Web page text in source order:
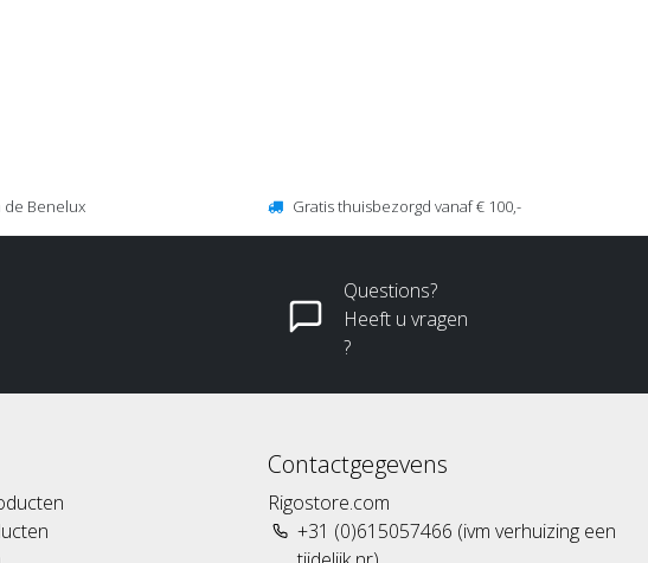
de Benelux Gratis thuisbezorgd vanaf € 100,-
Questions?
Heeft u vragen
?
Contactgegevens
Rigostore.com
+31 (0)615057466 (ivm verhuizing een